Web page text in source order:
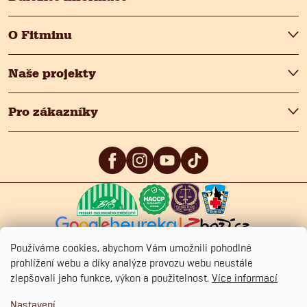
Používáme cookies, abychom Vám umožnili pohodlné
prohlížení webu a díky analýze provozu webu neustále
zlepšovali jeho funkce, výkon a použitelnost. Více informací
v
ý
p
i
s
O Fitminu
Naše projekty
Pro zákazníky
5 4.9 /5 4.9